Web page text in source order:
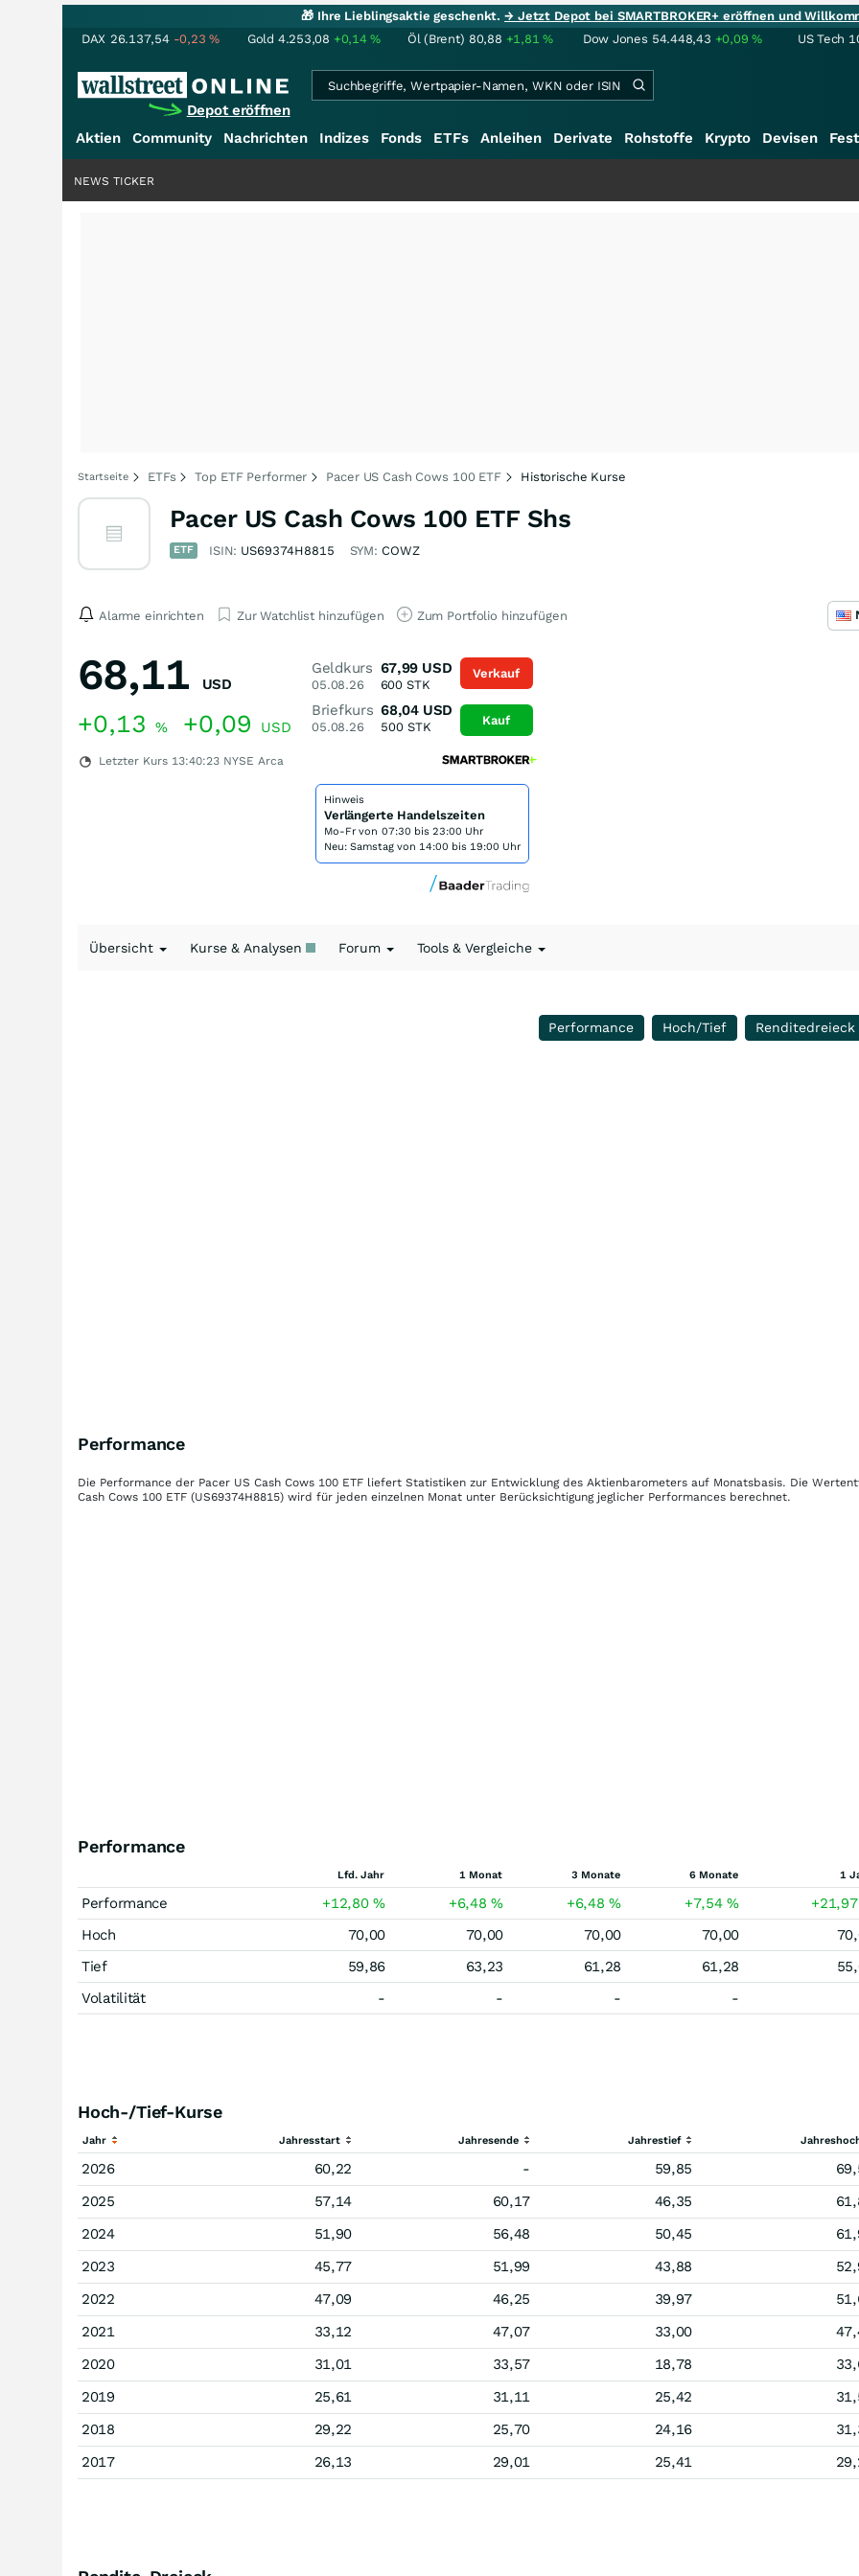
🎁 Ihre Lieblingsaktie geschenkt.→ Jetzt Depot bei SMARTBROKER+ eröffnen und
DAX 26.137,54 -0,23% Gold 4.253,08 +0,14% Öl (Brent) 80,88 +1,81% Dow Jones 54.448,43 +0,09% US Tech
Depot eröffnen
Aktien Community Nachrichten Indizes Fonds ETFs Anleihen Derivate Rohstoffe Krypto Devisen
NEWS TICKER
Startseite ETFs Top ETF Performer Pacer US Cash Cows 100 ETF Historische Kurse
Pacer US Cash Cows 100 ETF Shs
ETF ISIN: US69374H8815 SYM: COWZ
Alarme einrichten Zur Watchlist hinzufügen Zum Portfolio hinzufügen
68,11 USD
+0,13 % +0,09 USD
Letzter Kurs 13:40:23 NYSE Arca
Geldkurs
05.08.26
67,99 USD
600 STK
Briefkurs
05.08.26
68,04 USD
500STK
Verkauf
Kauf
Hinweis
Verlängerte Handelszeiten
Mo-Fr von 07:30 bis 23:00 Uhr
Neu: Samstag von 14:00 bis 19:00 Uhr
Übersicht Kurse & Analysen Forum Tools & Vergleiche
Performance Hoch/Tief Renditedreieck
Performance
Die Performance der Pacer US Cash Cows 100 ETF liefert Statistiken zur Entwicklung des Aktienbarometers auf Monatsbasis. Die
Cash Cows 100 ETF (US69374H8815) wird für jeden einzelnen Monat unter Berücksichtigung jeglicher Performances berechnet.
Performance
Lfd. Jahr 1 Monat 3 Monate 6 Monate 1
Performance +12,80% +6,48% +6,48% +7,54%
Hoch
70,00 70,00 70,00 70,00
Tief
59,86 63,23 61,28 61,28
Volatilität
- - - -
Hoch-/Tief-Kurse
Jahr Jahresstart Jahresende Jahrestief
2026 60,22 - 59,85
2025
57,14 60,17 46,35
2024
51,90 56,48 50,45
2023
45,77 51,99 43,88
2022
47,09 46,25 39,97
2021
33,12 47,07 33,00
2020
31,01 33,57 18,78
2019
25,61 31,11 25,42
2018
29,22 25,70 24,16
2017
26,13 29,01 25,41